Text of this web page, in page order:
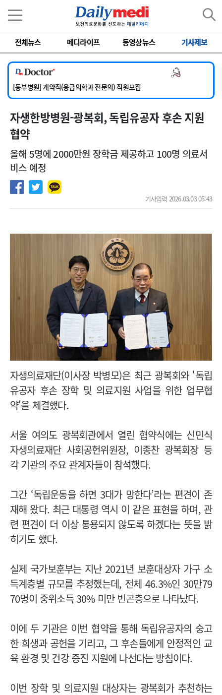
전체뉴스 메디라이프 동영상뉴스 기사제보
[서울아산병원] 2026년 하반기 인턴 모집
[영남대학교의료원] 마취통증의학과 임기제 임상의사 채용
[충남대학교병원] 소아청소년과(소아응급전담) 계약직 의사 공개채용
[동부병원] 계약직(응급의학과 전문의) 직원모집
[이대목동병원] 하반기 전공의(레지던트1년차) 모집
[서울아산병원] 2026년 하반기 인턴 모집
[영남대학교의료원] 마취통증의학과 임기제 임상의사 채용
자생한방병원-광복회, 독립유공자 후손 지원
협약
올해 5명에 2000만원 장학금 제공하고 100명 의료서
비스 예정
기사입력 2026.03.03 05:43
자생의료재단(이사장 박병모)은 최근 광복회와 '독립
유공자 후손 장학 및 의료지원 사업을 위한 업무협
약'을 체결했다.
서울 여의도 광복회관에서 열린 협약식에는 신민식
자생의료재단 사회공헌위원장, 이종찬 광복회장 등
각 기관의 주요 관계자들이 참석했다.
그간 ‘독립운동을 하면 3대가 망한다’라는 편견이 존
재해 왔다. 최근 대통령 역시 이 같은 표현을 하며, 관
련 편견이 더 이상 통용되지 않도록 하겠다는 뜻을 밝
히기도 했다.
실제 국가보훈부는 지난 2021년 보훈대상자 가구 소
득계층별 규모를 추정했는데, 전체 46.3%인 30만79
70명이 중위소득 30% 미만 빈곤층으로 나타났다.
이에 두 기관은 이번 협약을 통해 독립유공자의 숭고
한 희생과 공헌을 기리고, 그 후손들에게 안정적인 교
육 환경 및 건강 증진 지원에 나선다는 방침이다.
이번 장학 및 의료지원 대상자는 광복회가 추천하는